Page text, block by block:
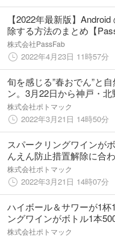
【2022年最新版】
除する方法のまとめ【PassFab
unlocker 2.1.1】
株式会社PassFab
2022年4月23日 11時57分
旬を感じる”春おでん”と
ン。3月22日から神戸・
専門店「島おでん MIKE／
株式会社ポトマック
2022年3月21日 14時50分
スパークリングワインが
んえん防止措置解除に合
崎町「バルバラ マーケッ
店」で3月22日〜29日実施。
株式会社ポトマック
2022年3月21日 14時07分
ハイボール＆サワーが1杯
ングワインがボトル1本
措置解除に合わせて、グ
株式会社ポトマック